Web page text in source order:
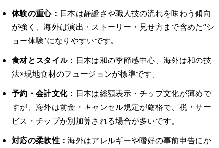
体験の重心： 日本は静謐さや職人技の流れを味わう傾向
が強く、海外は演出・ストーリー・見せ方まで含めた“シ
ョー体験”になりやすいです。
食材とスタイル： 日本は和の季節感中心、海外は和の技
法×現地食材のフュージョンが標準です。
予約・会計文化： 日本は総額表示・チップ文化が薄めで
すが、海外は前金・キャンセル規定が厳格で、税・サー
ビス・チップが別加算される場合が多いです。
対応の柔軟性：海外はアレルギーや嗜好の事前申告にか